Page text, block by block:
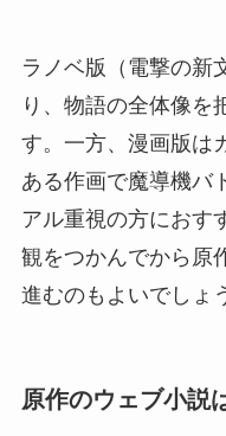
ラノベ版（電撃の新
り、物語の全体像を
す。一方、漫画版は
ある作画で魔導機バ
アル重視の方におす
観をつかんでから原
進むのもよいでしょ
原作のウェブ小説